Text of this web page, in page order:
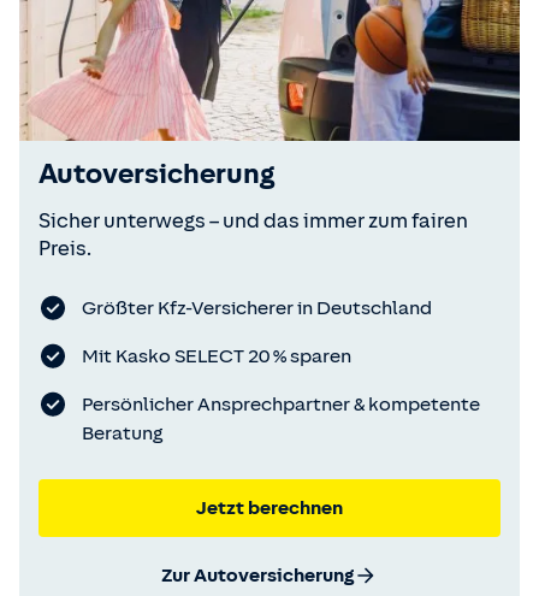
Autoversicherung
Sicher unterwegs – und das immer zum fairen
Preis.
Größter Kfz-Versicherer in Deutschland
Mit Kasko SELECT 20 % sparen
Persönlicher Ansprechpartner & kompetente
Beratung
Jetzt berechnen
Zur Autoversicherung